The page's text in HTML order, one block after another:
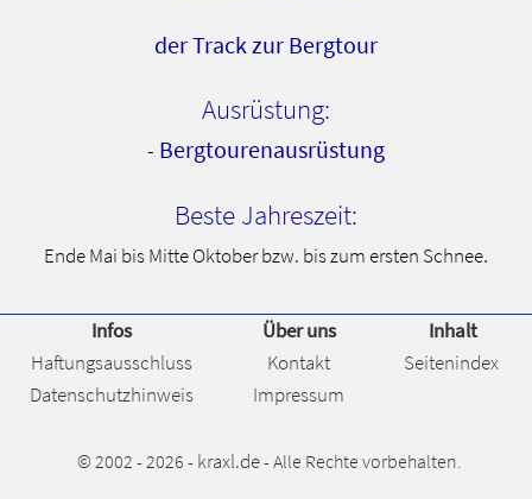
der Track zur Bergtour
Ausrüstung:
- Bergtourenausrüstung
Beste Jahreszeit:
Ende Mai bis Mitte Oktober bzw. bis zum ersten Schnee.
Infos
Haftungsausschluss
Datenschutzhinweis
Über uns
Kontakt
Impressum
Inhalt
Seitenindex
© 2002 - 2026 - kraxl.de- Alle Rechte vorbehalten.